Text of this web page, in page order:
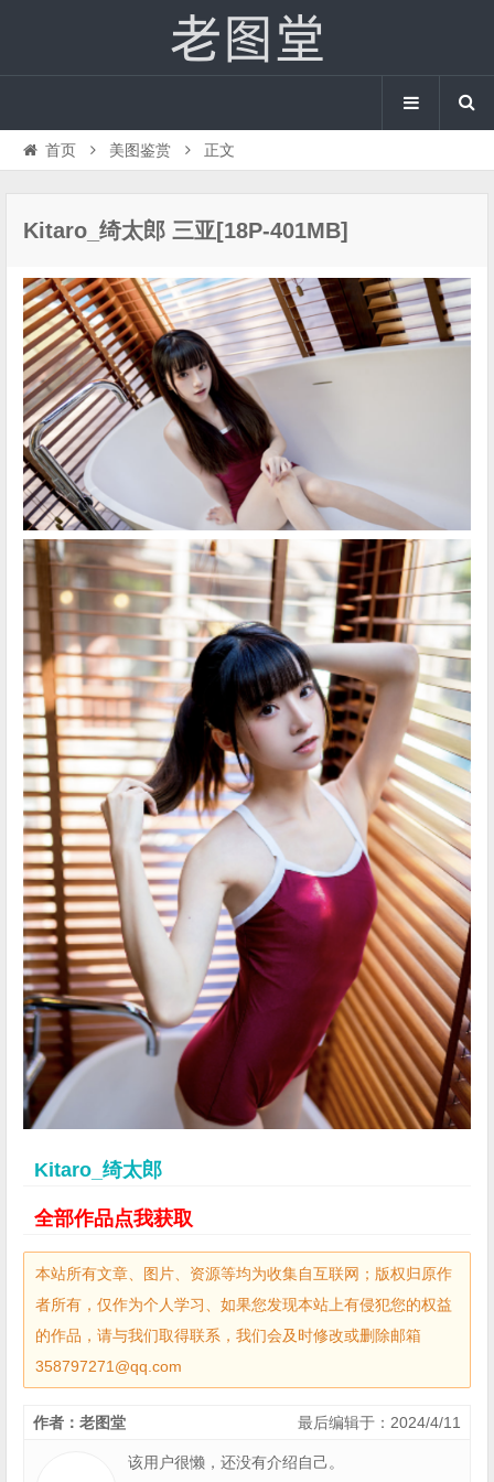
首页 美图鉴赏 正文
Kitaro_绮太郎 三亚[18P-401MB]
Kitaro_绮太郎
全部作品点我获取
本站所有文章、图片、资源等均为收集自互联网；版权归原作
者所有，仅作为个人学习、如果您发现本站上有侵犯您的权益
的作品，请与我们取得联系，我们会及时修改或删除邮箱
358797271@qq.com
最后编辑于：2024/4/11
作者：老图堂
该用户很懒，还没有介绍自己。